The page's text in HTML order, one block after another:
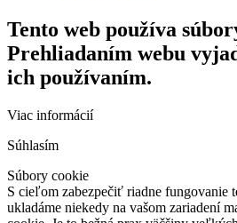
Tento web používa
Prehliadaním webu
ich používaním.
Viac informácií
Súhlasím
Súbory cookie
S cieľom zabezpečiť riadne fungovanie
ukladáme niekedy na vašom zariadení